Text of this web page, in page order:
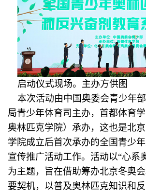
启动仪式现场。主办方供图
本次活动由中国奥委会青少年
局青少年体育司主办，首都体育
奥林匹克学院）承办，这也是北
学院成立后首次承办的全国青少
宣传推广活动工作。活动以“心系
为主题，旨在借助筹办北京冬奥
要契机，以普及奥林匹克知识和